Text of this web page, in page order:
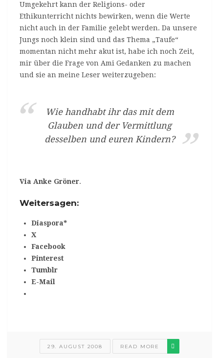
Umgekehrt kann der Religions- oder
Ethikunterricht nichts bewirken, wenn die Werte
nicht auch in der Familie gelebt werden. Da unsere
Jungs noch klein sind und das Thema „Taufe“
momentan nicht mehr akut ist, habe ich noch Zeit,
mir über die Frage von Ami Gedanken zu machen
und sie an meine Leser weiterzugeben:
Wie handhabt ihr das mit dem
Glauben und der Vermittlung
desselben und euren Kindern?
Via Anke Gröner.
Weitersagen:
Diaspora*
X
Facebook
Pinterest
Tumblr
E-Mail
29. AUGUST 2008 READ MORE